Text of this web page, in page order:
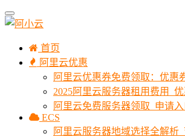
首页
阿里云优惠
阿里云优惠券免费领取：优惠
2025阿里云服务器租用费用_
阿里云免费服务器领取_申请
ECS
阿里云服务器地域选择全解析